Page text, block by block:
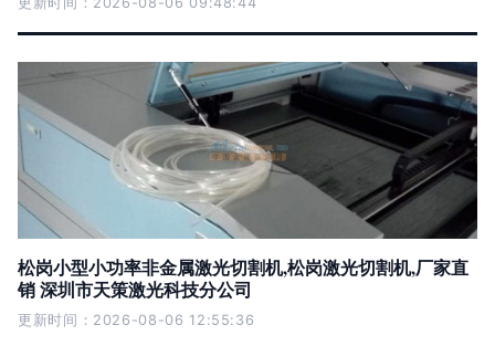
松岗小型小功率非金属激光切割机,松岗激光切割机,厂家直
销 深圳市天策激光科技分公司
更新时间：2026-08-06 12:55:36